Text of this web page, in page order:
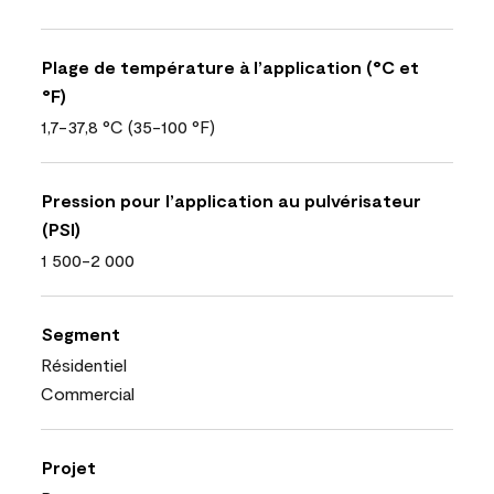
Plage de température à l’application (°C et
°F)
1,7-37,8 °C (35-100 °F)
Pression pour l’application au pulvérisateur
(PSI)
1 500-2 000
Segment
Résidentiel
Commercial
Projet